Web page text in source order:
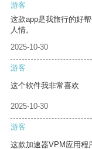
游客
这款app是我旅行的好
人情。
2025-10-30
游客
这个软件我非常喜欢
2025-10-30
游客
这款加速器VPM应用程